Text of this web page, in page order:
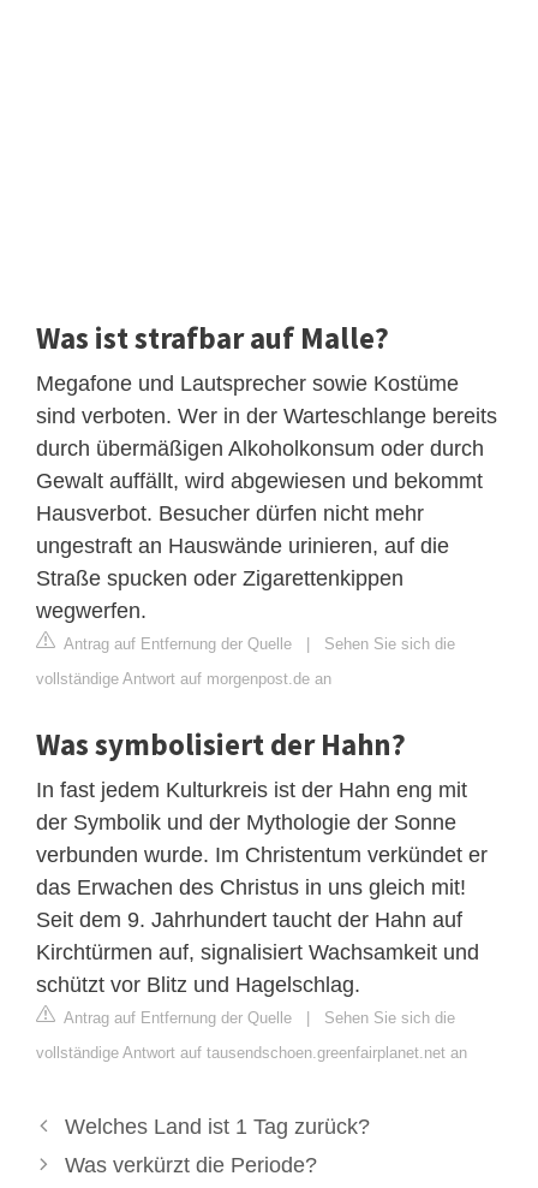
Was ist strafbar auf Malle?
Megafone und Lautsprecher sowie Kostüme
sind verboten. Wer in der Warteschlange bereits
durch übermäßigen Alkoholkonsum oder durch
Gewalt auffällt, wird abgewiesen und bekommt
Hausverbot. Besucher dürfen nicht mehr
ungestraft an Hauswände urinieren, auf die
Straße spucken oder Zigarettenkippen
wegwerfen.
Antrag auf Entfernung der Quelle | Sehen Sie sich die
vollständige Antwort auf morgenpost.de an
Was symbolisiert der Hahn?
In fast jedem Kulturkreis ist der Hahn eng mit
der Symbolik und der Mythologie der Sonne
verbunden wurde. Im Christentum verkündet er
das Erwachen des Christus in uns gleich mit!
Seit dem 9. Jahrhundert taucht der Hahn auf
Kirchtürmen auf, signalisiert Wachsamkeit und
schützt vor Blitz und Hagelschlag.
Antrag auf Entfernung der Quelle | Sehen Sie sich die
vollständige Antwort auf tausendschoen.greenfairplanet.net an
Welches Land ist 1 Tag zurück?
Was verkürzt die Periode?